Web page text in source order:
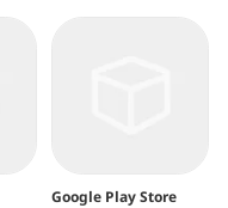
Google Play Store